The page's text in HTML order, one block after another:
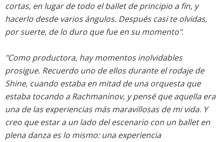
cortas, en lugar de todo el ballet de principio a fin, y
hacerlo desde varios ángulos. Después casi te olvidas,
por suerte, de lo duro que fue en su momento".
"Como productora, hay momentos inolvidables
prosigue. Recuerdo uno de ellos durante el rodaje de
Shine, cuando estaba en mitad de una orquesta que
estaba tocando a Rachmaninov, y pensé que aquella era
una de las experiencias más maravillosas de mi vida. Y
creo que estar a un lado del escenario con un ballet en
plena danza es lo mismo: una experiencia